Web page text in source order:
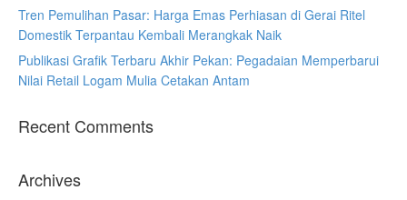
Tren Pemulihan Pasar: Harga Emas Perhiasan di Gerai Ritel
Domestik Terpantau Kembali Merangkak Naik
Publikasi Grafik Terbaru Akhir Pekan: Pegadaian Memperbarui
Nilai Retail Logam Mulia Cetakan Antam
Recent Comments
Archives